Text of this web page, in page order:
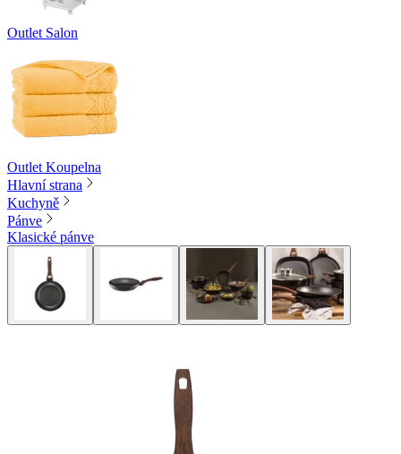
Outlet Salon
Outlet Koupelna
Hlavní strana
Kuchyně
Pánve
Klasické pánve